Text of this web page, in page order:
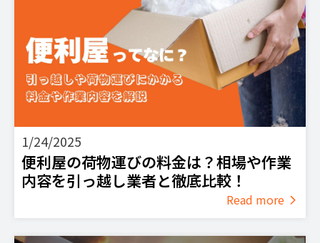
1/24/2025
便利屋の荷物運びの料金は？相場や作業
内容を引っ越し業者と徹底比較！
Read more